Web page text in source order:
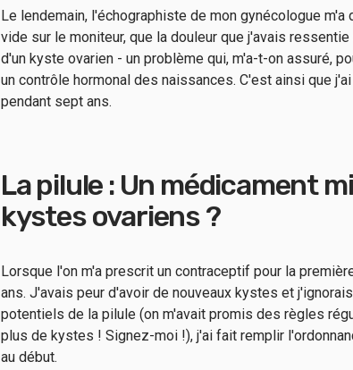
Le lendemain, l'échographiste de mon gynécologue m'a
vide sur le moniteur, que la douleur que j'avais
d'un kyste ovarien - un problème qui, m'a-t-on assuré,
un contrôle hormonal des naissances. C'est ainsi que
pendant sept ans.
La pilule : Un médicament
kystes ovariens ?
Lorsque l'on m'a prescrit un contraceptif pour la
ans. J'avais peur d'avoir de nouveaux kystes et
potentiels de la pilule (on m'avait promis des règles
plus de kystes ! Signez-moi !), j'ai fait remplir
au début.